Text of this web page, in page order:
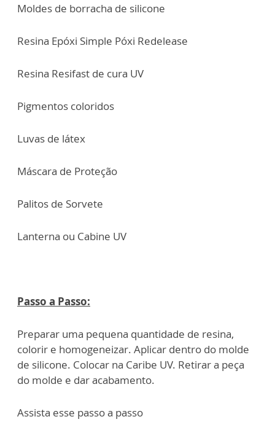
Moldes de borracha de silicone
Resina Epóxi Simple Póxi Redelease
Resina Resifast de cura UV
Pigmentos coloridos
Luvas de látex
Máscara de Proteção
Palitos de Sorvete
Lanterna ou Cabine UV
Passo a Passo:
Preparar uma pequena quantidade de resina,
colorir e homogeneizar. Aplicar dentro do molde
de silicone. Colocar na Caribe UV. Retirar a peça
do molde e dar acabamento.
Assista esse passo a passo